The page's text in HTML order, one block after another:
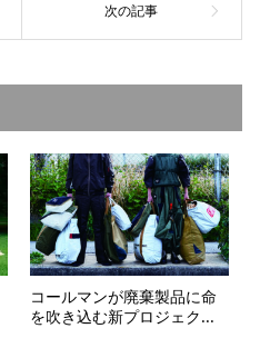
コールマンが廃棄製品に命
を吹き込む新プロジェク...